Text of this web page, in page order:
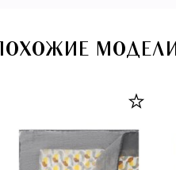
ПОХОЖИЕ МОДЕЛИ